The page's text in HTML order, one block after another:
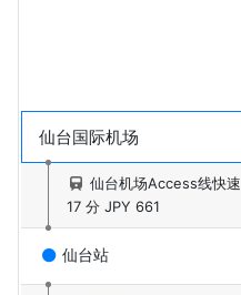
仙台机场Access线快速
17 分 JPY 661
仙台站